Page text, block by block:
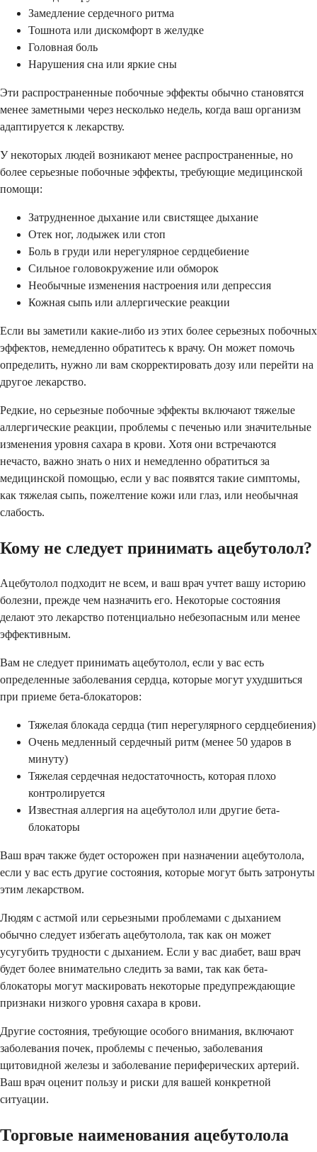
Замедление сердечного ритма
Тошнота или дискомфорт в желудке
Головная боль
Нарушения сна или яркие сны
Эти распространенные побочные эффекты обычно становятся
менее заметными через несколько недель, когда ваш организм
адаптируется к лекарству.
У некоторых людей возникают менее распространенные, но
более серьезные побочные эффекты, требующие медицинской
помощи:
Затрудненное дыхание или свистящее дыхание
Отек ног, лодыжек или стоп
Боль в груди или нерегулярное сердцебиение
Сильное головокружение или обморок
Необычные изменения настроения или депрессия
Кожная сыпь или аллергические реакции
Если вы заметили какие-либо из этих более серьезных побочных
эффектов, немедленно обратитесь к врачу. Он может помочь
определить, нужно ли вам скорректировать дозу или перейти на
другое лекарство.
Редкие, но серьезные побочные эффекты включают тяжелые
аллергические реакции, проблемы с печенью или значительные
изменения уровня сахара в крови. Хотя они встречаются
нечасто, важно знать о них и немедленно обратиться за
медицинской помощью, если у вас появятся такие симптомы,
как тяжелая сыпь, пожелтение кожи или глаз, или необычная
слабость.
Кому не следует принимать ацебутолол?
Ацебутолол подходит не всем, и ваш врач учтет вашу историю
болезни, прежде чем назначить его. Некоторые состояния
делают это лекарство потенциально небезопасным или менее
эффективным.
Вам не следует принимать ацебутолол, если у вас есть
определенные заболевания сердца, которые могут ухудшиться
при приеме бета-блокаторов:
Тяжелая блокада сердца (тип нерегулярного сердцебиения)
Очень медленный сердечный ритм (менее 50 ударов в
минуту)
Тяжелая сердечная недостаточность, которая плохо
контролируется
Известная аллергия на ацебутолол или другие бета-
блокаторы
Ваш врач также будет осторожен при назначении ацебутолола,
если у вас есть другие состояния, которые могут быть затронуты
этим лекарством.
Людям с астмой или серьезными проблемами с дыханием
обычно следует избегать ацебутолола, так как он может
усугубить трудности с дыханием. Если у вас диабет, ваш врач
будет более внимательно следить за вами, так как бета-
блокаторы могут маскировать некоторые предупреждающие
признаки низкого уровня сахара в крови.
Другие состояния, требующие особого внимания, включают
заболевания почек, проблемы с печенью, заболевания
щитовидной железы и заболевание периферических артерий.
Ваш врач оценит пользу и риски для вашей конкретной
ситуации.
Торговые наименования ацебутолола